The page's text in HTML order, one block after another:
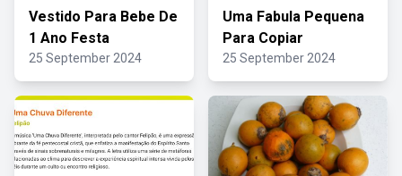
Vestido Para Bebe De
1 Ano Festa
25 September 2024
Uma Fabula Pequena
Para Copiar
25 September 2024